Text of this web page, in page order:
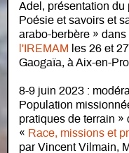
Adel, présentation du
Poésie et savoirs et
arabo-berbère »
l'IREMAM
les 26 et
Gaogaïa, à Aix-en-
8-9 juin 2023 :
Population
pratiques de terrain
« Race, missions et
par Vincent Vilmain,